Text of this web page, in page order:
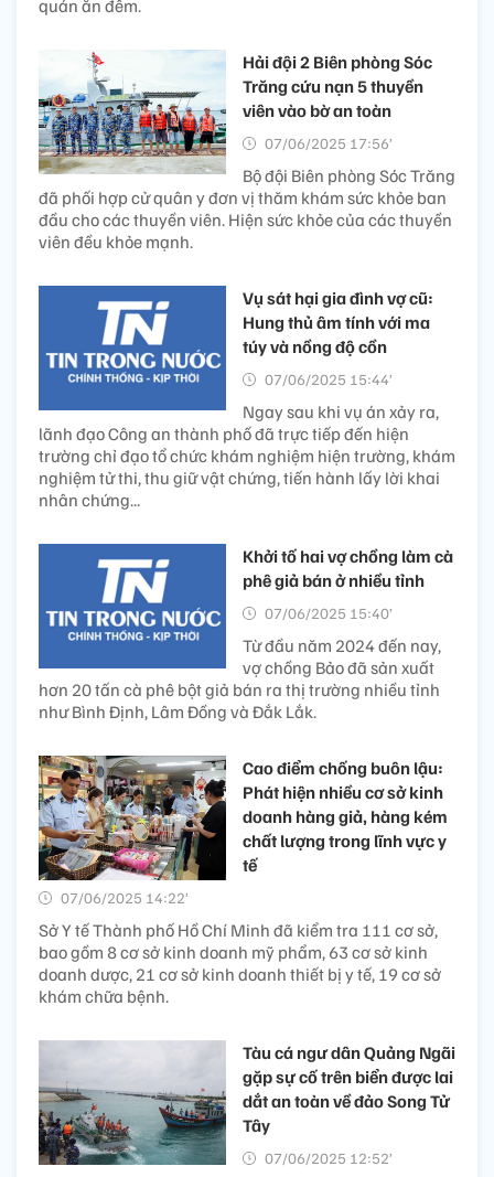
quán ăn đêm.
Hải đội 2 Biên phòng Sóc
Trăng cứu nạn 5 thuyền
viên vào bờ an toàn
07/06/2025 17:56’
Bộ đội Biên phòng Sóc Trăng
đã phối hợp cử quân y đơn vị thăm khám sức khỏe ban
đầu cho các thuyền viên. Hiện sức khỏe của các thuyền
viên đều khỏe mạnh.
Vụ sát hại gia đình vợ cũ:
Hung thủ âm tính với ma
túy và nồng độ cồn
07/06/2025 15:44’
Ngay sau khi vụ án xảy ra,
lãnh đạo Công an thành phố đã trực tiếp đến hiện
trường chỉ đạo tổ chức khám nghiệm hiện trường, khám
nghiệm tử thi, thu giữ vật chứng, tiến hành lấy lời khai
nhân chứng...
Khởi tố hai vợ chồng làm cà
phê giả bán ở nhiều tỉnh
07/06/2025 15:40’
Từ đầu năm 2024 đến nay,
vợ chồng Bảo đã sản xuất
hơn 20 tấn cà phê bột giả bán ra thị trường nhiều tỉnh
như Bình Định, Lâm Đồng và Đắk Lắk.
Cao điểm chống buôn lậu:
Phát hiện nhiều cơ sở kinh
doanh hàng giả, hàng kém
chất lượng trong lĩnh vực y
tế
07/06/2025 14:22’
Sở Y tế Thành phố Hồ Chí Minh đã kiểm tra 111 cơ sở,
bao gồm 8 cơ sở kinh doanh mỹ phẩm, 63 cơ sở kinh
doanh dược, 21 cơ sở kinh doanh thiết bị y tế, 19 cơ sở
khám chữa bệnh.
Tàu cá ngư dân Quảng Ngãi
gặp sự cố trên biển được lai
dắt an toàn về đảo Song Tử
Tây
07/06/2025 12:52’